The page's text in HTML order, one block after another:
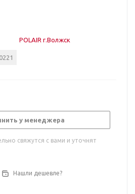
POLAIR г.Волжск
у менеджера
свяжутся с вами и уточнят
Нашли дешевле?